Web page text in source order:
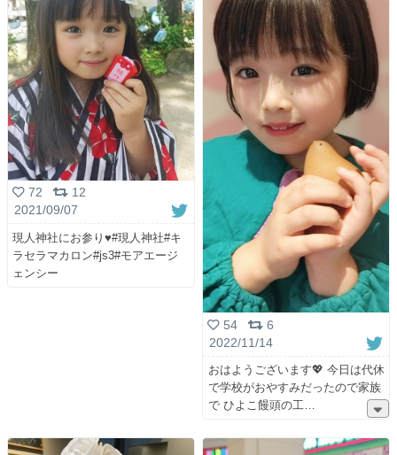
72
12
2021/09/07
現人神社にお参り♥#現人神社#キ
ラセラマカロン#js3#モアエージ
ェンシー
54
6
2022/11/14
おはようございます💖 今日は代休
で学校がおやすみだったので家族
で ひよこ饅頭の工